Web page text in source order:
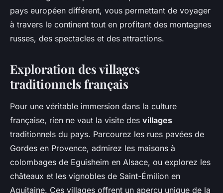
pays européen différent, vous permettant de voyager
à travers le continent tout en profitant des montagnes
russes, des spectacles et des attractions.
Exploration des villages
traditionnels français
Pour une véritable immersion dans la culture
française, rien ne vaut la visite des villages
traditionnels du pays. Parcourez les rues pavées de
Gordes en Provence, admirez les maisons à
colombages de Eguisheim en Alsace, ou explorez les
châteaux et les vignobles de Saint-Émilion en
Aquitaine. Ces villages offrent un aperçu unique de la